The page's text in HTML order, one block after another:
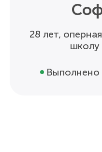
28 лет,
школу
Выполнено